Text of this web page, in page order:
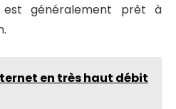
généralement prêt à
en très haut débit